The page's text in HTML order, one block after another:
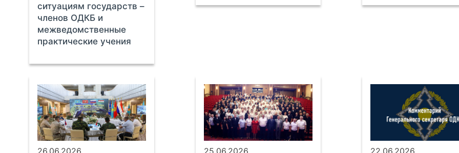
ситуациям государств –
членов ОДКБ и
межведомственные
практические учения
26.06.2026
25.06.2026
22.06.2026